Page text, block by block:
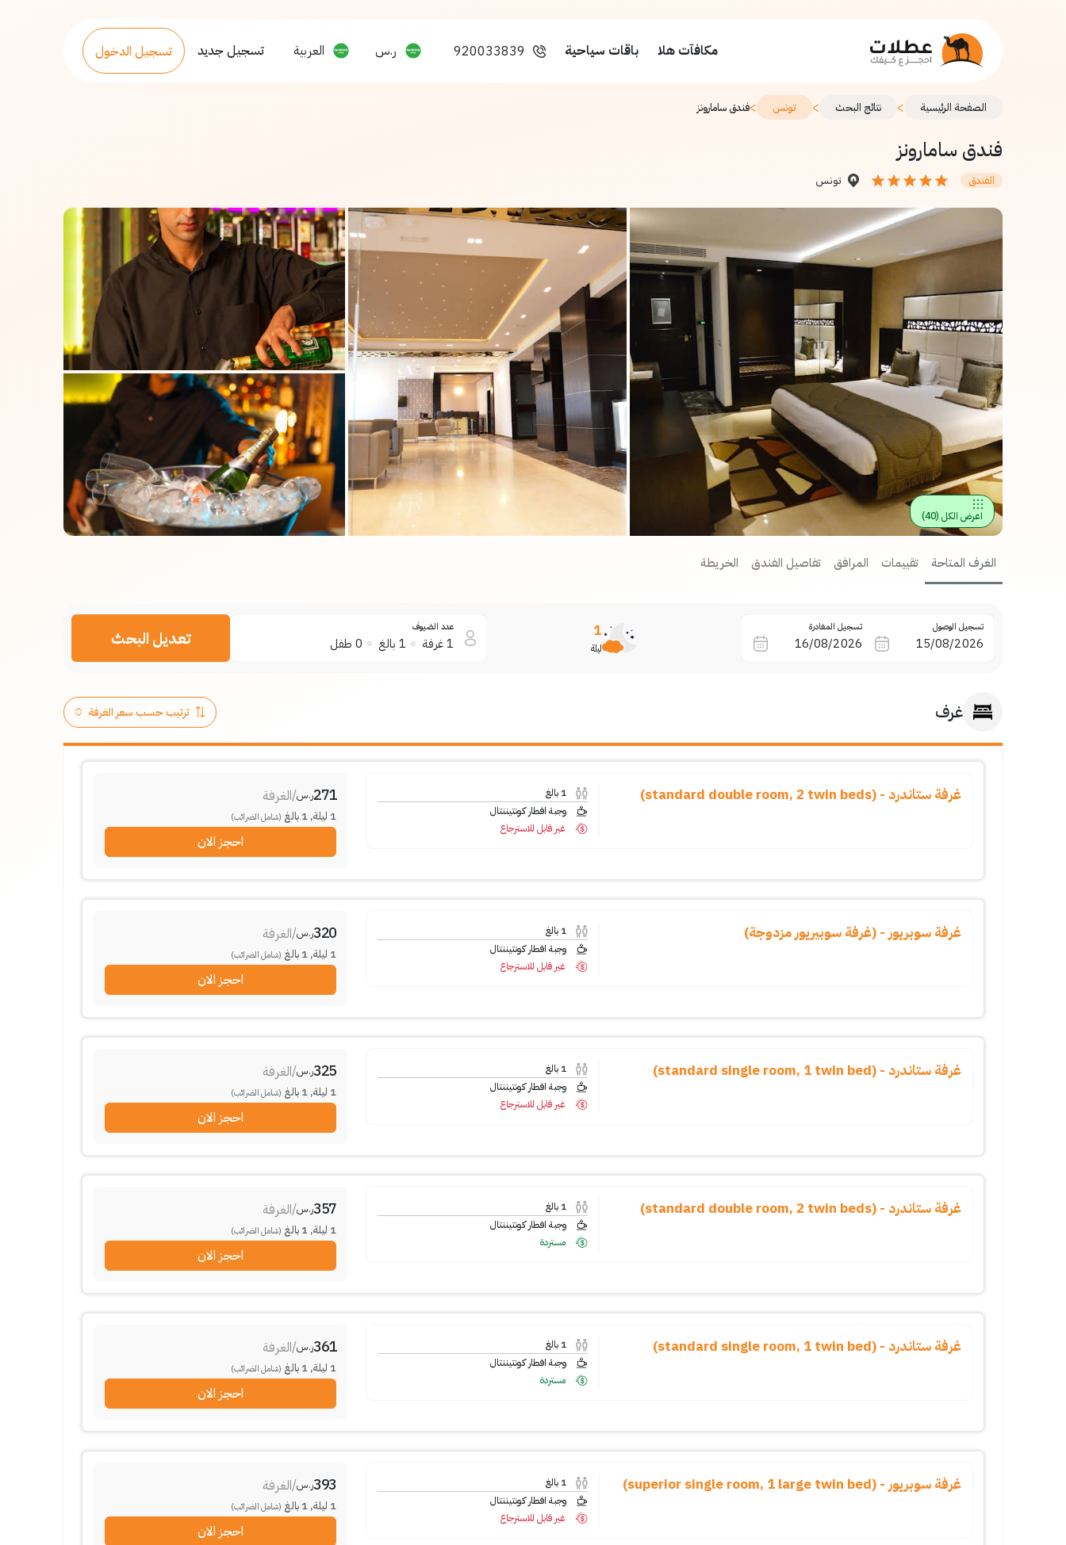
مكافآت هلا باقات سياحية 920033839 ر.س العربية تسجيل جديد تسجيل الدخول
الصفحة الرئيسية > نتائج البحث > تونس >فندق سامارونز
فندق سامارونز
الفندق تونس
اعرض الكل (
40
)
الغرف المتاحة تقييمات المرافق تفاصيل الفندق الخريطة
تسجيل الوصول تسجيل المغادرة 1
ليلة
عدد الضيوف
1غرفة 1 بالغ 0 طفل تعديل البحث
غرف
غرفة ستاندرد - (standard double room, 2 twin beds) 1 بالغ
وجبة افطار كونتيننتال
غير قابل للاسترجاع
271ر.س/الغرفة
1 ليلة,
1 بالغ (شامل الضرائب)
احجز الان
غرفة سوبريور - (غرفة سوبيريور مزدوجة) 1 بالغ
وجبة افطار كونتيننتال
غير قابل للاسترجاع
320ر.س/الغرفة
1 ليلة,
1 بالغ (شامل الضرائب)
احجز الان
غرفة ستاندرد - (standard single room, 1 twin bed) 1 بالغ
وجبة افطار كونتيننتال
غير قابل للاسترجاع
325ر.س/الغرفة
1 ليلة,
1 بالغ (شامل الضرائب)
احجز الان
غرفة ستاندرد - (standard double room, 2 twin beds) 1 بالغ
وجبة افطار كونتيننتال
مستردة
357ر.س/الغرفة
1 ليلة,
1 بالغ (شامل الضرائب)
احجز الان
غرفة ستاندرد - (standard single room, 1 twin bed) 1 بالغ
وجبة افطار كونتيننتال
مستردة
361ر.س/الغرفة
1 ليلة,
1 بالغ (شامل الضرائب)
احجز الان
غرفة سوبريور - (superior single room, 1 large twin bed) 1 بالغ
وجبة افطار كونتيننتال
غير قابل للاسترجاع
393ر.س/الغرفة
1 ليلة,
1 بالغ (شامل الضرائب)
احجز الان